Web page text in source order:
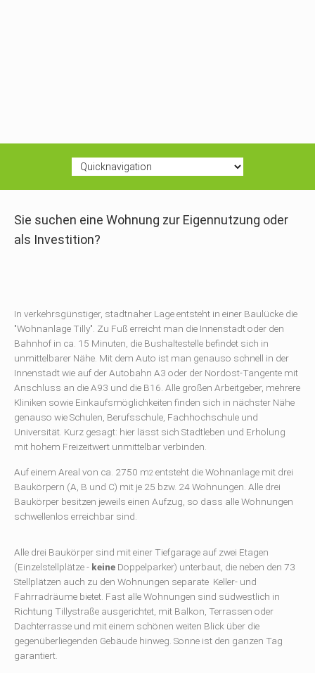
Sie suchen eine Wohnung zur Eigennutzung oder
als Investition?
In verkehrsgünstiger, stadtnaher Lage entsteht in einer Baulücke die
"Wohnanlage Tilly". Zu Fuß erreicht man die Innenstadt oder den
Bahnhof in ca. 15 Minuten, die Bushaltestelle befindet sich in
unmittelbarer Nähe. Mit dem Auto ist man genauso schnell in der
Innenstadt wie auf der Autobahn A3 oder der Nordost-Tangente mit
Anschluss an die A93 und die B16. Alle großen Arbeitgeber, mehrere
Kliniken sowie Einkaufsmöglichkeiten finden sich in nächster Nähe
genauso wie Schulen, Berufsschule, Fachhochschule und
Universität. Kurz gesagt: hier lässt sich Stadtleben und Erholung
mit hohem Freizeitwert unmittelbar verbinden.
Auf einem Areal von ca. 2750 m2 entsteht die Wohnanlage mit drei
Baukörpern (A, B und C) mit je 25 bzw. 24 Wohnungen. Alle drei
Baukörper besitzen jeweils einen Aufzug, so dass alle Wohnungen
schwellenlos erreichbar sind.
Alle drei Baukörper sind mit einer Tiefgarage auf zwei Etagen
(Einzelstellplätze - keine Doppelparker) unterbaut, die neben den 73
Stellplätzen auch zu den Wohnungen separate Keller- und
Fahrradräume bietet. Fast alle Wohnungen sind südwestlich in
Richtung Tillystraße ausgerichtet, mit Balkon, Terrassen oder
Dachterrasse und mit einem schönen weiten Blick über die
gegenüberliegenden Gebäude hinweg. Sonne ist den ganzen Tag
garantiert.